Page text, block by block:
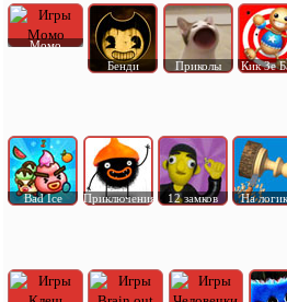
Момо
Бенди
Приколы Кик Зе
Bad Ice Приключения 12 замков На